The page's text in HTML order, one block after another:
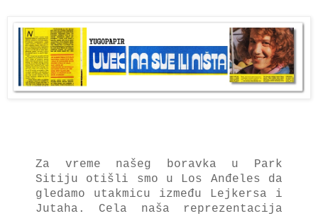
Za vreme našeg boravka u Park
Sitiju otišli smo u Los Anđeles da
gledamo utakmicu između Lejkersa i
Jutaha. Cela naša reprezentacija